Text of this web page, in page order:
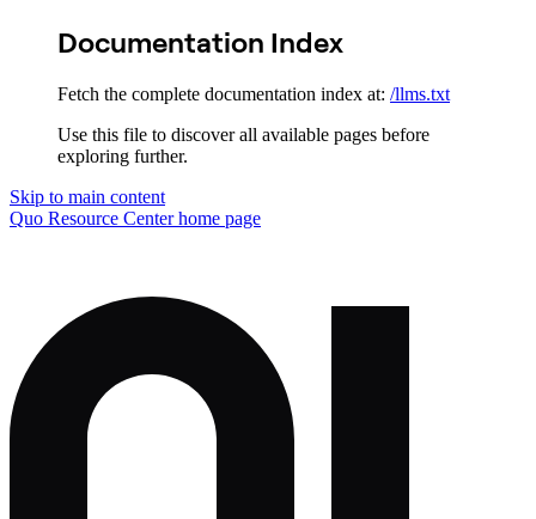
Documentation Index
Fetch the complete documentation index at: /llms.txt
Use this file to discover all available pages before
exploring further.
Skip to main content
Quo Resource Centerhome page